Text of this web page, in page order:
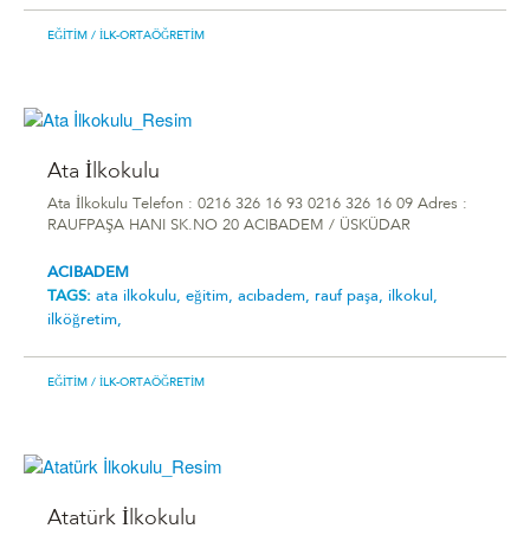
EĞITIM / İLK-ORTAÖĞRETIM
Ata İlkokulu
Ata İlkokulu Telefon : 0216 326 16 93 0216 326 16 09 Adres :
RAUFPAŞA HANI SK.NO 20 ACIBADEM / ÜSKÜDAR
ACIBADEM
TAGS: ata i̇lkokulu, eğitim, acıbadem, rauf paşa, ilkokul,
ilköğretim,
EĞITIM / İLK-ORTAÖĞRETIM
Atatürk İlkokulu